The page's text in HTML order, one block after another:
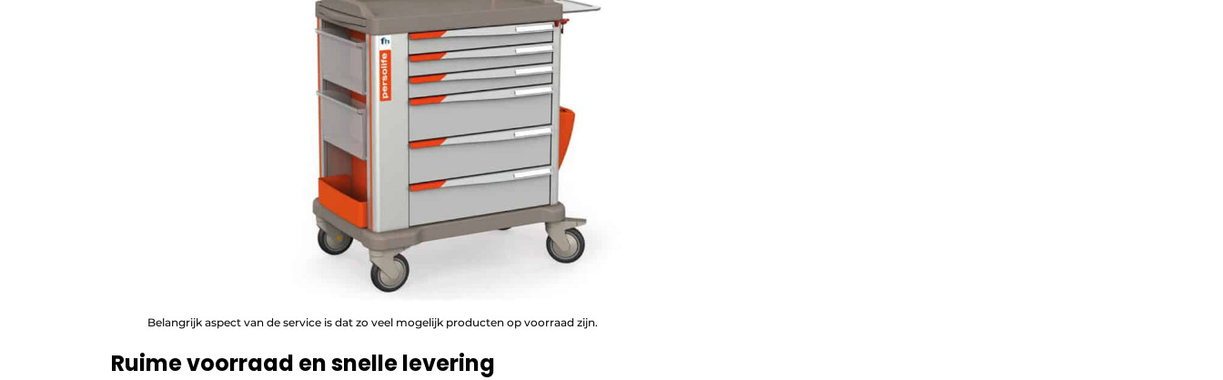
Belangrijk aspect van de service is dat zo veel mogelijk producten op voorraad zijn.
Ruime voorraad en snelle levering